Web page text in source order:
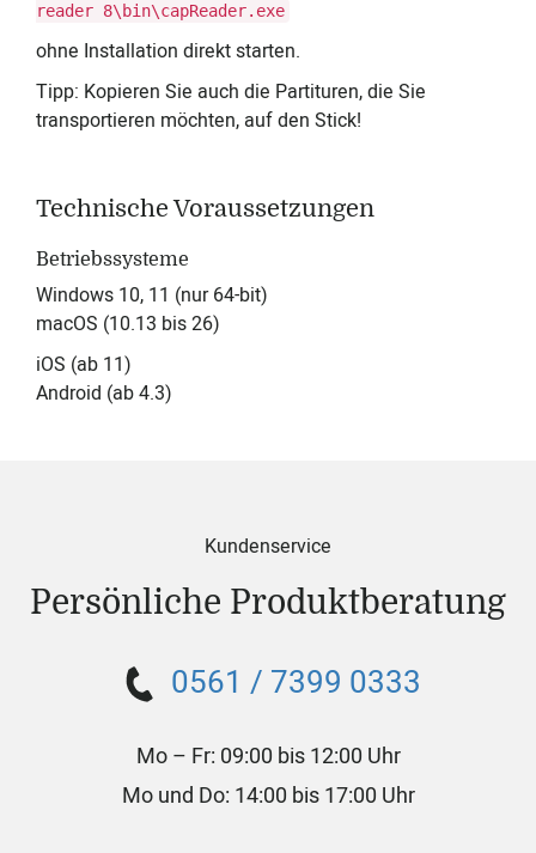
reader 8\bin\capReader.exe
ohne Installation direkt starten.
Tipp: Kopieren Sie auch die Partituren, die Sie
transportieren möchten, auf den Stick!
Technische Voraussetzungen
Betriebssysteme
Windows 10, 11 (nur 64-bit)
macOS (10.13 bis 26)
iOS (ab 11)
Android (ab 4.3)
Kundenservice
Persönliche Produktberatung
0561 / 7399 0333
Mo – Fr: 09:00 bis 12:00 Uhr
Mo und Do: 14:00 bis 17:00 Uhr